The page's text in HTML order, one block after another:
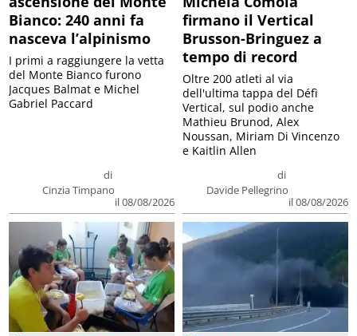
Bianco: 240 anni fa
nasceva l’alpinismo
di
Cinzia Timpano
il 08/08/2026
I primi a raggiungere la vetta
del Monte Bianco furono
Jacques Balmat e Michel
Gabriel Paccard
firmano il Vertical
Brusson-Bringuez a
tempo di record
di
Davide Pellegrino
il 08/08/2026
Oltre 200 atleti al via
dell'ultima tappa del Défì
Vertical, sul podio anche
Mathieu Brunod, Alex
Noussan, Miriam Di Vincenzo
e Kaitlin Allen